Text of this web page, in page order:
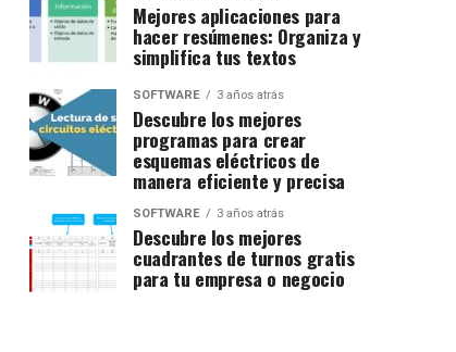
Mejores aplicaciones para
hacer resúmenes: Organiza y
simplifica tus textos
SOFTWARE 3 años atrás
Descubre los mejores
programas para crear
esquemas eléctricos de
manera eficiente y precisa
SOFTWARE 3 años atrás
Descubre los mejores
cuadrantes de turnos gratis
para tu empresa o negocio